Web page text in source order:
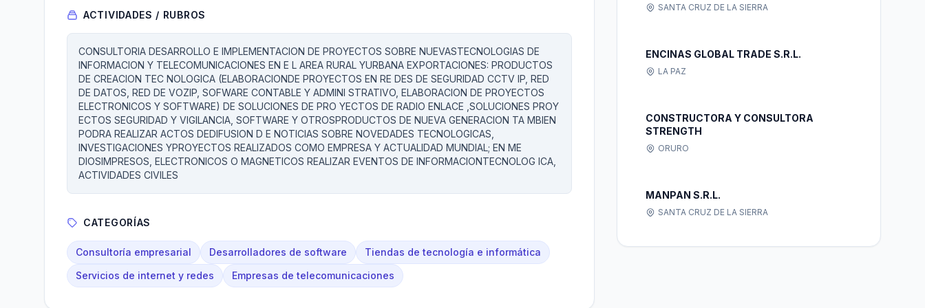
ACTIVIDADES / RUBROS
CONSULTORIA DESARROLLO E IMPLEMENTACION DE PROYECTOS SOBRE NUEVASTECNOLOGIAS DE
INFORMACION Y TELECOMUNICACIONES EN E L AREA RURAL YURBANA EXPORTACIONES: PRODUCTOS
DE CREACION TEC NOLOGICA (ELABORACIONDE PROYECTOS EN RE DES DE SEGURIDAD CCTV IP, RED
DE DATOS, RED DE VOZIP, SOFWARE CONTABLE Y ADMINI STRATIVO, ELABORACION DE PROYECTOS
ELECTRONICOS Y SOFTWARE) DE SOLUCIONES DE PRO YECTOS DE RADIO ENLACE ,SOLUCIONES PROY
ECTOS SEGURIDAD Y VIGILANCIA, SOFTWARE Y OTROSPRODUCTOS DE NUEVA GENERACION TA MBIEN
PODRA REALIZAR ACTOS DEDIFUSION D E NOTICIAS SOBRE NOVEDADES TECNOLOGICAS,
INVESTIGACIONES YPROYECTOS REALIZADOS COMO EMPRESA Y ACTUALIDAD MUNDIAL; EN ME
DIOSIMPRESOS, ELECTRONICOS O MAGNETICOS REALIZAR EVENTOS DE INFORMACIONTECNOLOG ICA,
ACTIVIDADES CIVILES
CATEGORÍAS
Consultoría empresarial Desarrolladores de software
Tiendas de tecnología e informática
Servicios de internet y redes
Empresas de telecomunicaciones
SANTA CRUZ DE LA SIERRA
ENCINAS GLOBAL TRADE S.R.L.
LA PAZ
CONSTRUCTORA Y CONSULTORA
STRENGTH
ORURO
MANPAN S.R.L.
SANTA CRUZ DE LA SIERRA